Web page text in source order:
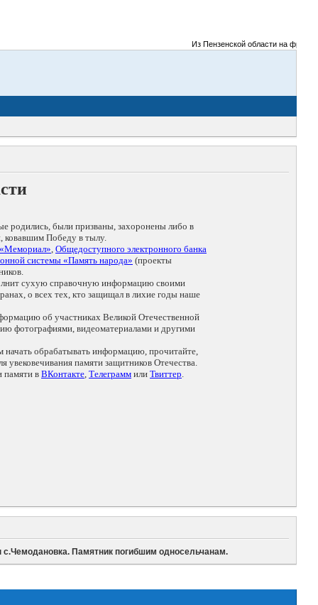
Из Пензенской области на фронты
родились, были призваны, захоронены либо в
ковавшим Победу в тылу.
, Общедоступного электронного банка
системы «Память народа» (проекты
сухую справочную информацию своими
о всех тех, кто защищал в лихие годы наше
об участниках Великой Отечественной
фотографиями, видеоматериалами и другими
начать обрабатывать информацию, прочитайте,
памяти защитников Отечества.
памяти в ВКонтакте, Телеграмм или Твиттер.
с.Чемодановка. Памятник погибшим односельчанам.